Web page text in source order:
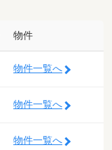
物件
物件一覧へ
物件一覧へ
物件一覧へ